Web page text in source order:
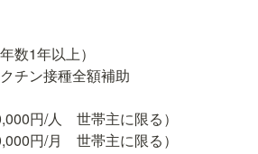
数1年以上）
チン接種全額補助
円/人　世帯主に限る）
円/月　世帯主に限る）